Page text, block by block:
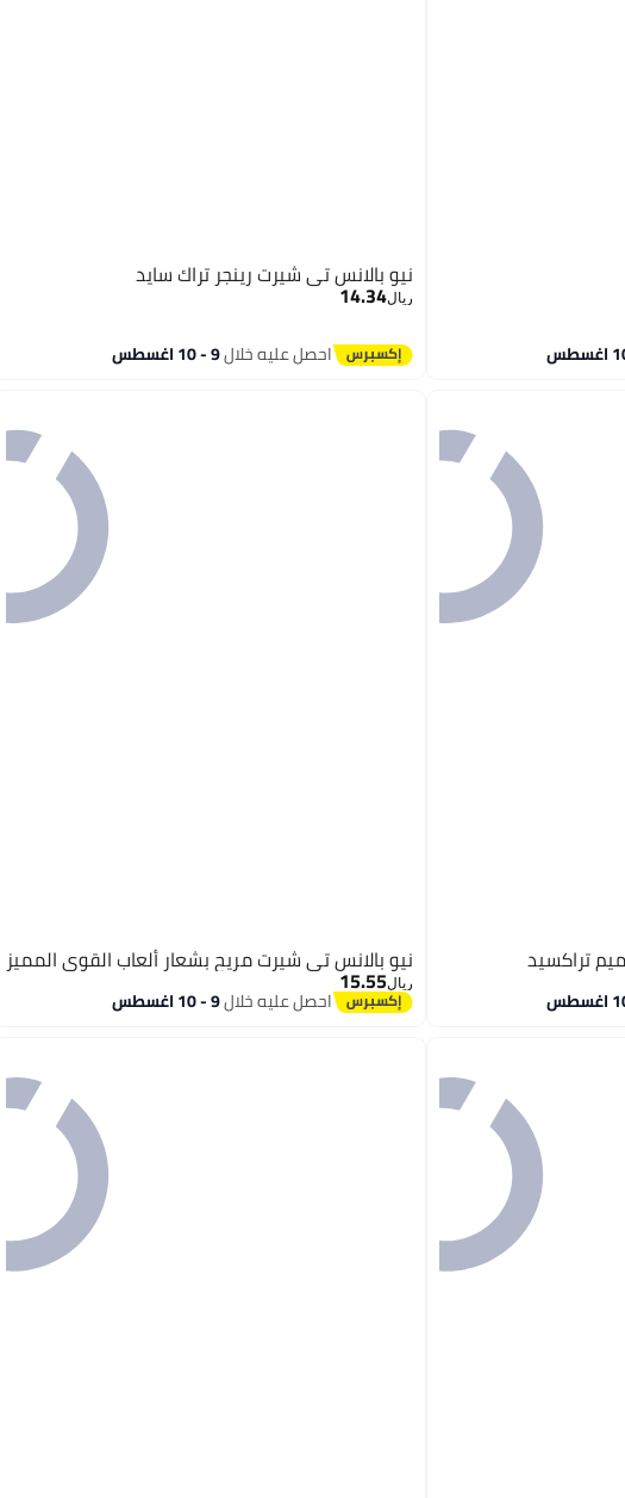
نيو بالانس تي شيرت رينجر تراك سايد
ريال14.34
احصل عليه خلال9 - 10 اغسطس
تراكسيد نيو بالانس تي شيرت مريح بشعار ألعاب القوى المميز
ريال15.55
احصل عليه خلال9 - 10 اغسطس